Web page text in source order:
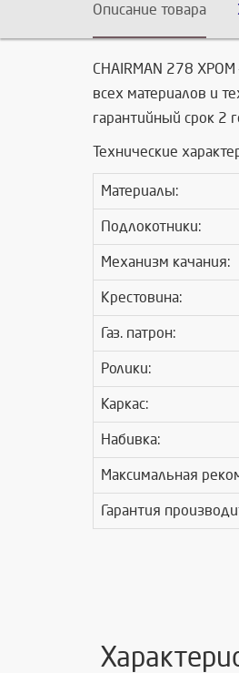
Описание товара
CHAIRMAN 278 ХРОМ
всех материалов и
гарантийный срок 2
Технические
Материалы:
Подлокотники:
Механизм качания:
Крестовина:
Газ. патрон:
Ролики:
Каркас:
Набивка:
Максимальная
Гарантия